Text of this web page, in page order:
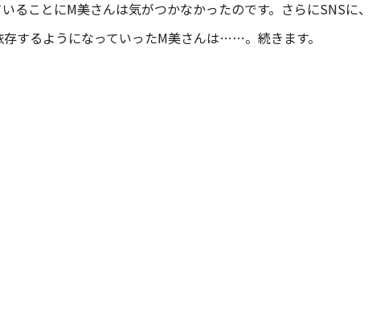
ることにM美さんは気がつかなかったのです。さらにSNSに、
存するようになっていったM美さんは……。続きます。